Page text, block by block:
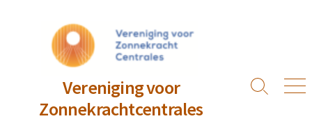
Vereniging voor
Zonnekrachtcentrales
Zoeken